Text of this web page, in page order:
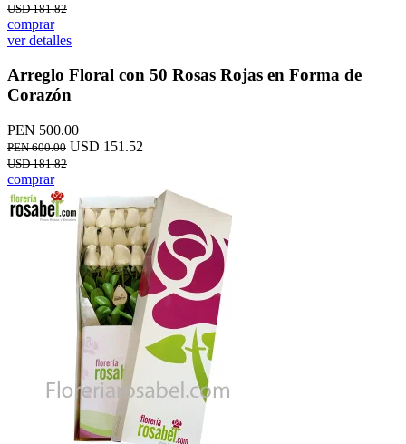
USD 181.82
comprar
ver detalles
Arreglo Floral con 50 Rosas Rojas en Forma de
Corazón
PEN 500.00
PEN 600.00 USD 151.52
USD 181.82
comprar